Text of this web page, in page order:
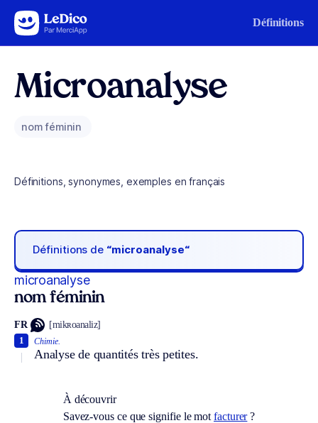
Aller au contenu Définitions
Microanalyse
nom féminin
Définitions, synonymes, exemples en français
Définitions de “microanalyse“
microanalyse
nom féminin
FR [mikʀoanaliz]
Chimie.
Analyse de quantités très petites.
1
À découvrir
Savez-vous ce que signifie le motfacturer?